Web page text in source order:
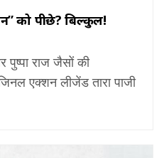
को पीछे? बिल्कुल!
पुष्पा राज जैसों की
एक्शन लीजेंड तारा पाजी